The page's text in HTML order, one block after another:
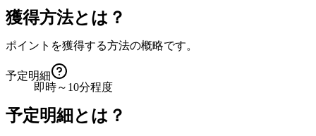
獲得方法とは？
ポイントを獲得する方法の概略です。
予定明細
即時～10分程度
予定明細とは？